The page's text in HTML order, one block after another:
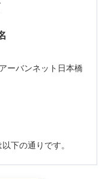
ーバンネット日本橋
下の通りです。